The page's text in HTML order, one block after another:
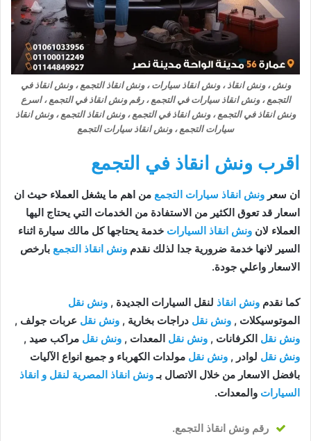
ونش ، ونش انقاذ ، ونش انقاذ سيارات ، ونش انقاذ التجمع ، ونش انقاذ في
التجمع ، ونش انقاذ سيارات في التجمع ، رقم ونش انقاذ في التجمع ، اسرع
ونش انقاذ في التجمع ، ونش انقاذ في التجمع ، ونش انقاذ التجمع ، ونش انقاذ
سيارات التجمع ، ونش انقاذ سيارات التجمع
اقرب ونش انقاذ في التجمع
ان سعر ونش انقاذ سيارات التجمع من اهم ما يشغل العملاء حيث ان
اسعار قد تعوق الكثير من الاستفادة من الخدمات التي يحتاج اليها
العملاء لان ونش انقاذ السيارات خدمة يحتاجها كل مالك سيارة اثناء
السير لانها خدمة ضرورية جدا لذلك نقدم ونش انقاذ التجمع بارخص
الاسعار واعلي جودة.
كما نقدم ونش انقاذ لنقل السيارات الجديدة , ونش نقل
الموتوسيكلات , ونش نقل دراجات بخارية , ونش نقل عربات جولف ,
ونش نقل الكرفانات , ونش نقل المعدات , ونش نقل مراكب صيد ,
ونش نقل لوادر , ونش نقل مولدات الكهرباء و جميع انواع الآليات
بافضل الاسعار من خلال الاتصال بـونش انقاذ المصرية لنقل و انقاذ
السيارات والمعدات.
رقم ونش انقاذ التجمع.